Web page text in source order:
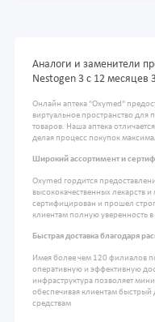
Аналоги и заменители
Nestogen 3 c 12 месяцев
Онлайн аптека "Oxymed"
виртуальное пространство для
товаров. Наша аптека
делая процесс покупок
Широкий ассортимент и
Oxymed гордится
высококачественных лекарств
сертифицирован и прошел
клиентам полную уверенность
Быстрая доставка благодаря
Имея более чем 120 филиалов
оперативную и эффективную
инфраструктура позволяет
обеспечивая клиентам
средствам